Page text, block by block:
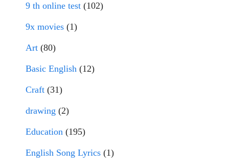
9 th online test (102)
9x movies (1)
Art (80)
Basic English (12)
Craft (31)
drawing (2)
Education (195)
English Song Lyrics (1)